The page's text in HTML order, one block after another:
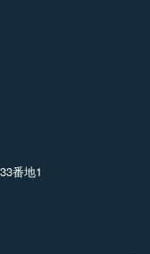
番地1